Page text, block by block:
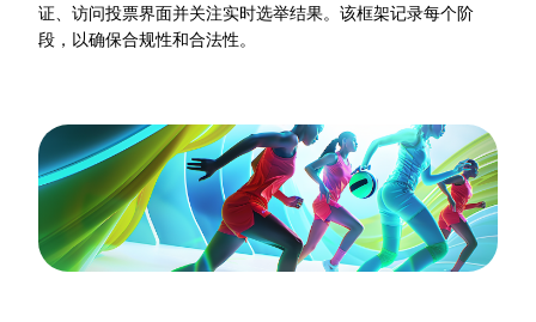
证、访问投票界面并关注实时选举结果。该框架记录每个阶
段，以确保合规性和合法性。